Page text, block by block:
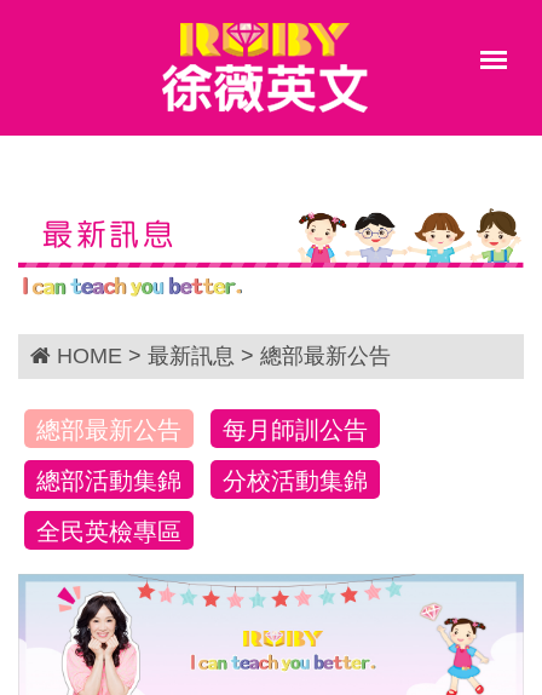
最新訊息
HOME > 最新訊息 > 總部最新公告
總部最新公告
每月師訓公告
總部活動集錦
分校活動集錦
全民英檢專區